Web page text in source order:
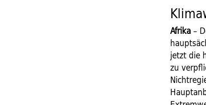
Afrika–
jetzt die
zu